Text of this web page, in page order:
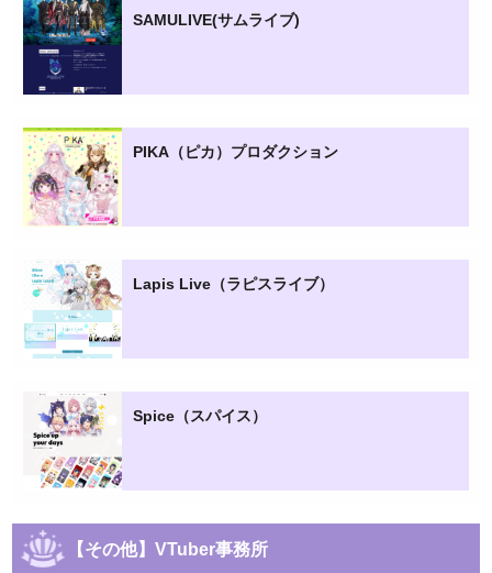
SAMULIVE(サムライブ)
PIKA（ピカ）プロダクション
Lapis Live（ラピスライブ）
Spice（スパイス）
【その他】VTuber事務所